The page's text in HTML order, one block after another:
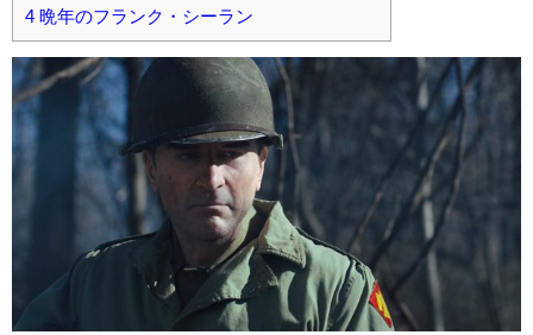
4 晩年のフランク・シーラン